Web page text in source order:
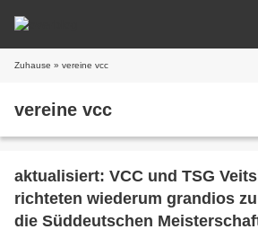
Zuhause » vereine vcc
vereine vcc
aktualisiert: VCC und TSG
richteten wiederum grandios
die Süddeutschen